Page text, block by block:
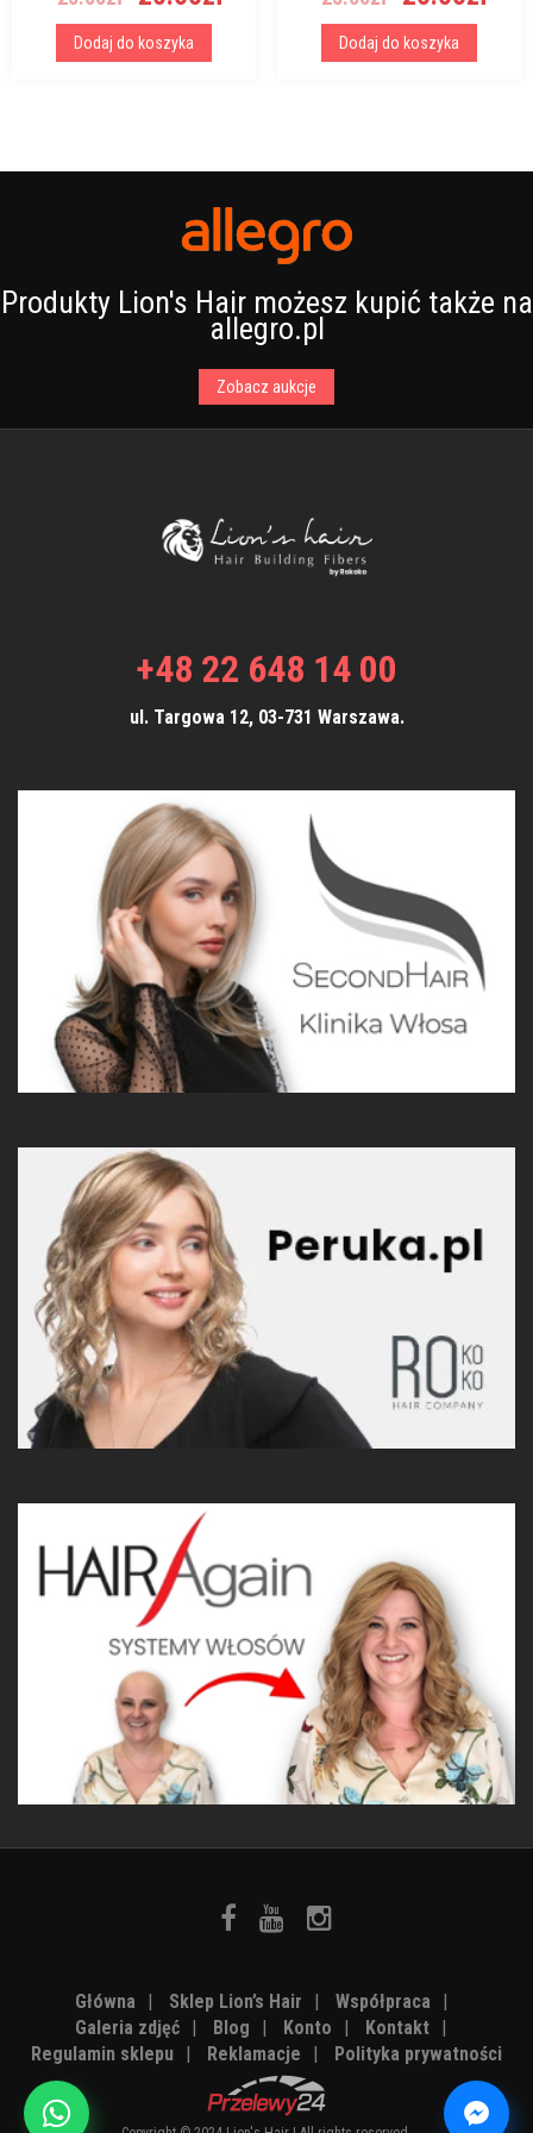
cena
wynosiła:
Dodaj do koszyka
cena
wynosiła:
Dodaj do koszyka
Produkty Lion's Hair możesz kupić także na
allegro.pl
Zobacz aukcje
+48 22 648 14 00
ul. Targowa 12, 03-731 Warszawa.
Główna Sklep Lion’s Hair Współpraca
Galeria zdjęć
Blog Konto Kontakt
Regulamin sklepu
Reklamacje Polityka prywatności